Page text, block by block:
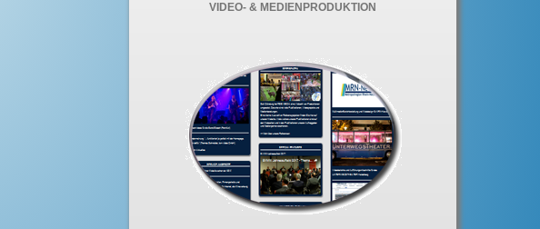
VIDEO- & MEDIENPRODUKTION